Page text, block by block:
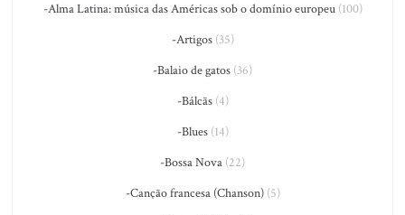
-Alma Latina: música das Américas sob o domínio europeu(100)
-Artigos(35)
-Balaio de gatos (36)
-Bálcãs(4)
-Blues(14)
-Bossa Nova (22)
-Canção francesa (Chanson)(5)